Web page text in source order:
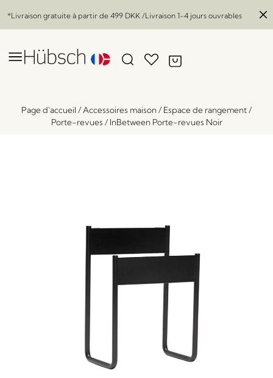
*Livraison gratuite à partir de 499 DKK /Livraison 1-4 jours ouvrables
Page d'accueil / Accessoires maison/ Espace de rangement/
Porte-revues / InBetween Porte-revues Noir